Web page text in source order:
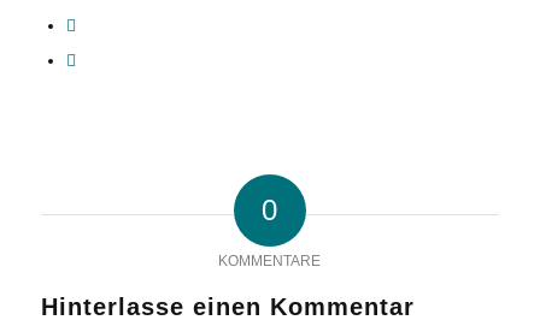
0
KOMMENTARE
Hinterlasse einen Kommentar